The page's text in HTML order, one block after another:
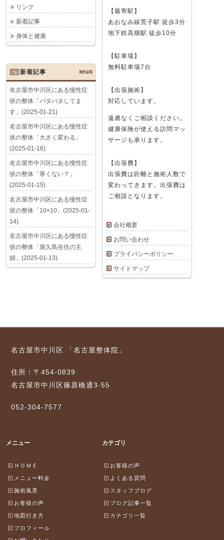
【最寄駅】
あおなみ線荒子駅 徒歩3分
地下鉄高畑駅 徒歩10分
【駐車場】
無料駐車場7台
【出張施術】
対応しています。
遠慮なくご相談ください。
健康保険が使える訪問マッ
サージも承ります。
【出張費】
出張費は距離と施術人数で
変わってきます。出張費は
ご相談となります。
会社概要
お問い合わせ
プライバシーポリシー
サイトマップ
リンク
新着記事
身体と健康
新着記事 NEWS
名古屋市中川区にある慢性症
状の整体「バタバタしてま
す」(2025-01-21)
名古屋市中川区にある慢性症
状の整体「大きく変わる」
(2025-01-16)
名古屋市中川区にある慢性症
状の整体「寒くない？」
(2025-01-15)
名古屋市中川区にある慢性症
状の整体「10×10」(2025-01-
14)
名古屋市中川区にある慢性症
状の整体「屋久島在住の主
婦」(2025-01-13)
名古屋市中川区 「名古屋整体院」
住所：〒454-0839
名古屋市中川区篠原橋通3-55
052-304-7577
メニュー
ＨＯＭＥ
メニュー料金
施術風景
お客様の声
地図行き方
プロフィール
カテゴリ
お客様の声
よくある質問
スタッフブログ
ブログ記事一覧
カテゴリ一覧